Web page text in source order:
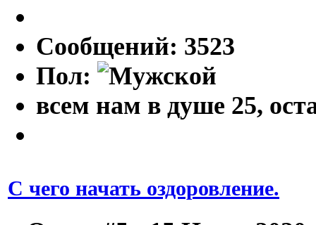
Сообщений: 3523
Пол:
всем нам в душе 25,
С чего начать оздоровление.